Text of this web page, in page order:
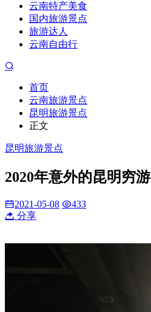
云南特产美食
国内旅游景点
旅游达人
云南自由行
首页
云南旅游景点
昆明旅游景点
正文
昆明旅游景点
2020年意外的昆明穷游
2021-05-08
433
分享